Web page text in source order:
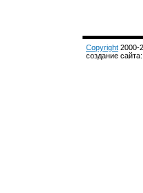
Copyright 2000-
создание